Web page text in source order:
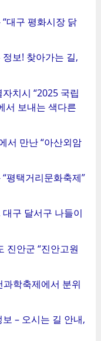
대구 평화시장 닭
보! 찾아가는 길,
치시 “2025 국립
서 보내는 색다른
서 만난 “아산외암
평택거리문화축제”
구 달서구 나들이
진안군 “진안고원
학축제에서 분위
– 오시는 길 안내,